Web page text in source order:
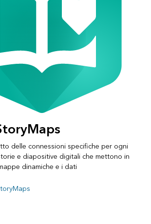
delle connessioni specifiche per ogni
e diapositive digitali che mettono in
dinamiche e i dati